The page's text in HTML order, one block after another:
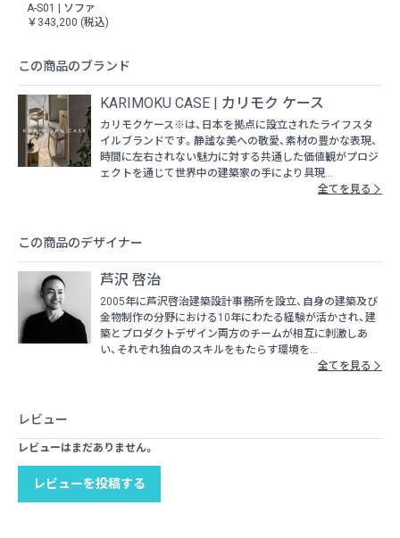
A-S01 | ソファ
￥343,200 (税込)
この商品のブランド
KARIMOKU CASE | カリモク ケース
カリモクケース※は、日本を拠点に設立されたライフスタ
イルブランドです。静謐な美への敬愛、素材の豊かな表現、
時間に左右されない魅力に対する共通した価値観がプロジ
ェクトを通じて世界中の建築家の手により具現...
全てを見る
この商品のデザイナー
芦沢 啓治
2005年に芦沢啓治建築設計事務所を設立、自身の建築及び
金物制作の分野における10年にわたる経験が活かされ、建
築とプロダクトデザイン両方のチームが相互に刺激しあ
い、それぞれ独自のスキルをもたらす環境を...
全てを見る
レビュー
レビューはまだありません。
レビューを投稿する